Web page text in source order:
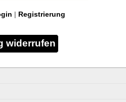
| Registrierung